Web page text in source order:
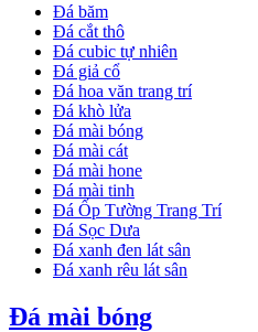
Đá băm
Đá cắt thô
Đá cubic tự nhiên
Đá giả cổ
Đá hoa văn trang trí
Đá khò lửa
Đá mài bóng
Đá mài cát
Đá mài hone
Đá mài tinh
Đá Ốp Tường Trang Trí
Đá Sọc Dưa
Đá xanh đen lát sân
Đá xanh rêu lát sân
Đá mài bóng